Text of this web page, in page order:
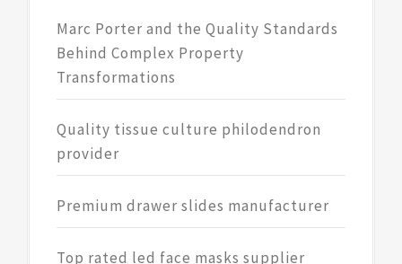
Marc Porter and the Quality Standards
Behind Complex Property
Transformations
Quality tissue culture philodendron
provider
Premium drawer slides manufacturer
Top rated led face masks supplier